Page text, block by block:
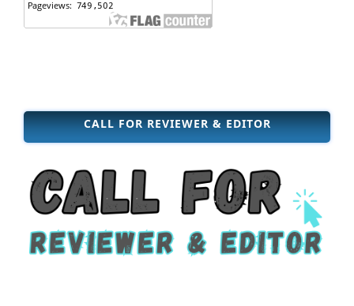
CALL FOR REVIEWER & EDITOR